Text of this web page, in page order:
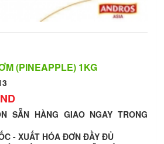
(PINEAPPLE) 1KG
SẴN HÀNG GIAO NGAY TRONG
- XUẤT HÓA ĐƠN ĐẦY ĐỦ